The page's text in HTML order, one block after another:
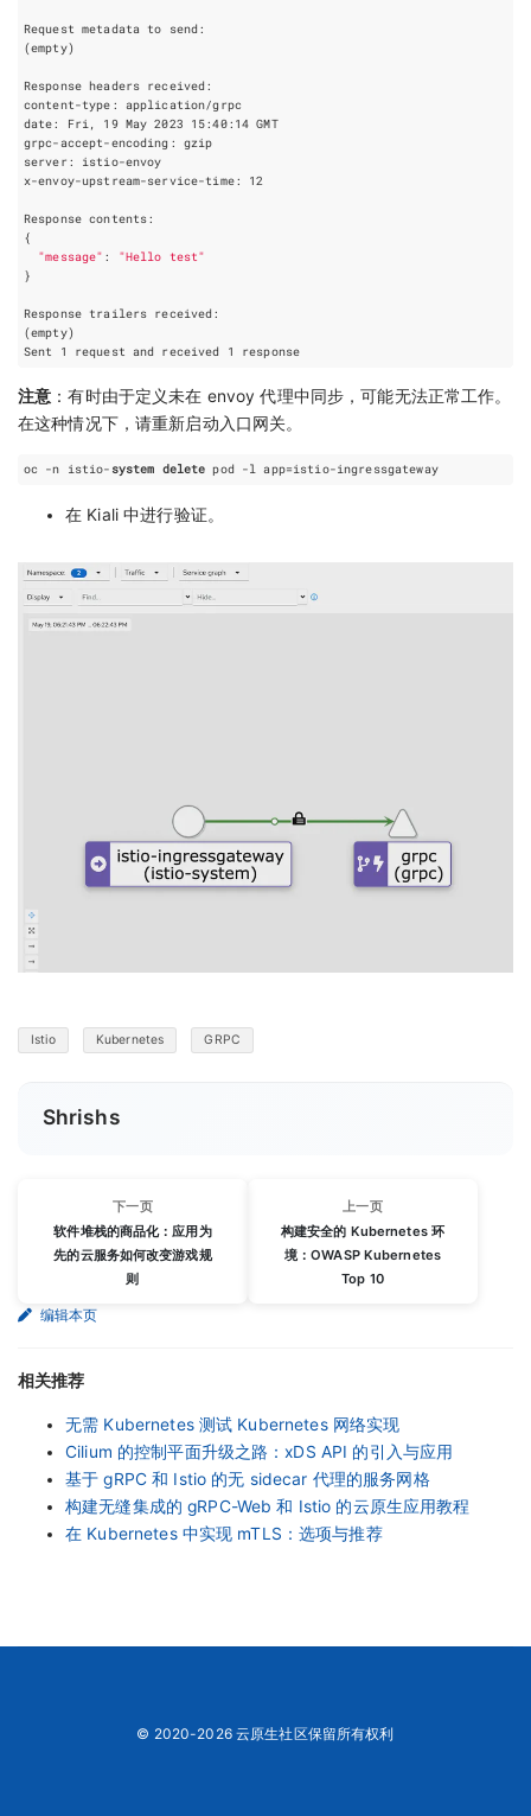
(empty)
date: Fri, 19 May 2023
15:40:14 GMT
x-envoy-upstream-service-time: 12
{
"message" :
"Hello test"
}
(empty)
Sent
1 request and received 1
注意 ：有时由于定义未在 envoy 代理中同步，可能无法正常工作。
在这种情况下，请重新启动入口网关。
oc -n istio- system delete pod -l app=istio-ingressgateway
在 Kiali 中进行验证。
Istio Kubernetes GRPC
Shrishs
下一页
软件堆栈的商品化：应用为
先的云服务如何改变游戏规
则
上一页
构建安全的 Kubernetes 环
境：OWASP Kubernetes
Top 10
编辑本页
相关推荐
无需 Kubernetes 测试 Kubernetes 网络实现
Cilium 的控制平面升级之路：xDS API 的引入与应用
基于 gRPC 和 Istio 的无 sidecar 代理的服务网格
构建无缝集成的 gRPC-Web 和 Istio 的云原生应用教程
在 Kubernetes 中实现 mTLS：选项与推荐
© 2020-2026 云原生社区保留所有权利